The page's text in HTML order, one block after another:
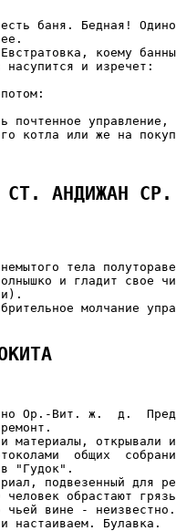
баня. Бедная!
коему
и изречет:
почтенное управление,
котла или же на
СТ. АНДИЖАН
тела
и гладит свое
молчание
Ор.-Вит. ж.  д.
материалы, открывали
общих
"Гудок".
подвезенный для
человек обрастают
чьей вине - неизвестно.
настаиваем. Булавка.